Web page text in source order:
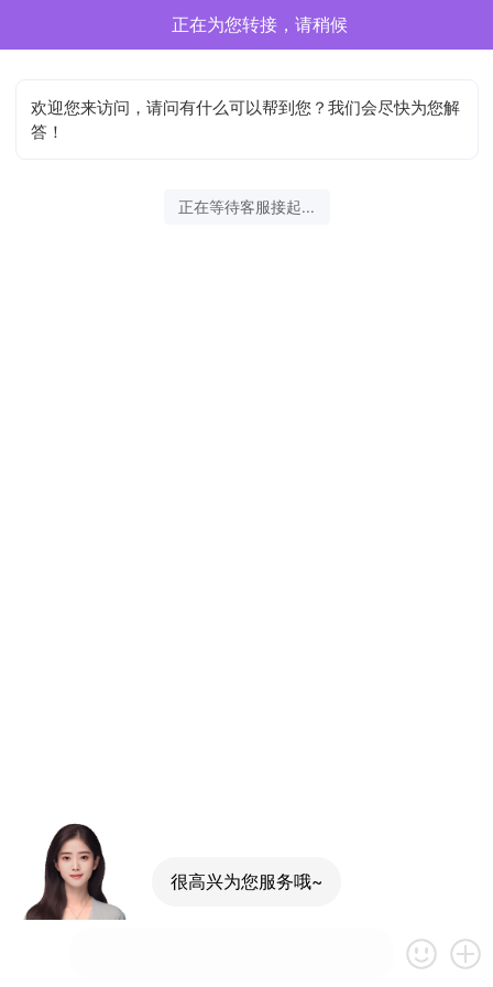
正在为您转接，请稍候
欢迎您来访问，请问有什么可以帮到您？我们会尽快为您解
答！
正在等待客服接起...
很高兴为您服务哦~